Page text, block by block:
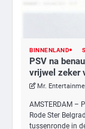
BINNENLAND
PSV na
vrijwel zeker
Mr.
AMSTERDAM –
Rode Ster
tussenronde in